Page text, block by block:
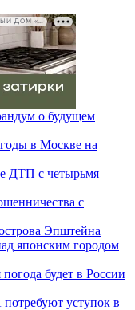
РЕКЛАМА • ООО СТРОИТЕЛЬНЫЙ ТОРГОВЫЙ ДОМ «ПЕТРОВИЧ», ИНН 7802348846
о будущем
в Москве на
ДТП с четырьмя
с
Эпштейна
японским городом
будет в России
уступок в